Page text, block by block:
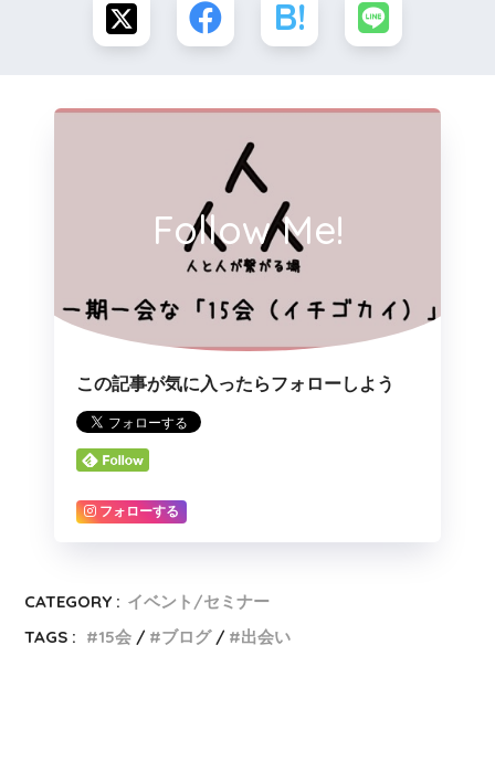
Follow Me!
この記事が気に入ったらフォローしよう
フォローする
CATEGORY : イベント/セミナー
TAGS :
15会 ブログ 出会い